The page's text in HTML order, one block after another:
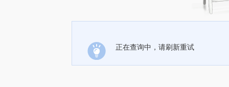
正在查询中，请刷新重试